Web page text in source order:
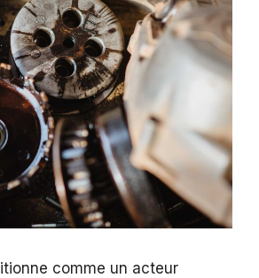
comme un acteur